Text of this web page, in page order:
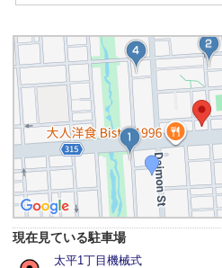
現在見ている駐車場
太平1丁目機械式